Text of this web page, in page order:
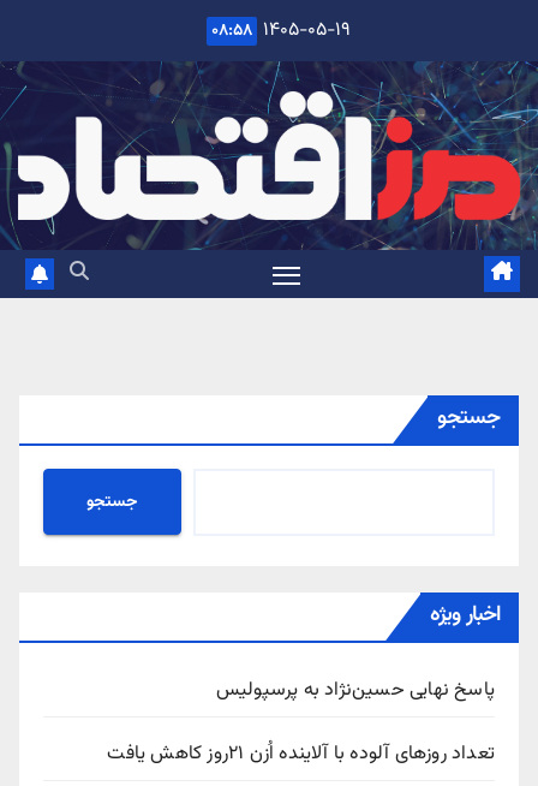
content
۱۴۰۵-۰۵-۱۹ ۰۸:۵۸
جستجو
جستجو
اخبار ویژه
پاسخ نهایی حسین‌نژاد به پرسپولیس
تعداد روزهای آلوده با آلاینده اُزن ۲۱روز کاهش یافت